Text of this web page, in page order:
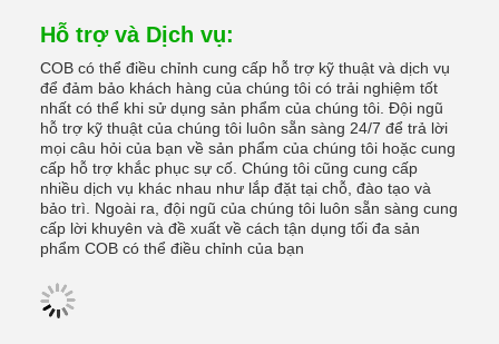
Hỗ trợ và Dịch vụ:
COB có thể điều chỉnh cung cấp hỗ trợ kỹ thuật và dịch vụ
để đảm bảo khách hàng của chúng tôi có trải nghiệm tốt
nhất có thể khi sử dụng sản phẩm của chúng tôi. Đội ngũ
hỗ trợ kỹ thuật của chúng tôi luôn sẵn sàng 24/7 để trả lời
mọi câu hỏi của bạn về sản phẩm của chúng tôi hoặc cung
cấp hỗ trợ khắc phục sự cố. Chúng tôi cũng cung cấp
nhiều dịch vụ khác nhau như lắp đặt tại chỗ, đào tạo và
bảo trì. Ngoài ra, đội ngũ của chúng tôi luôn sẵn sàng cung
cấp lời khuyên và đề xuất về cách tận dụng tối đa sản
phẩm COB có thể điều chỉnh của bạn